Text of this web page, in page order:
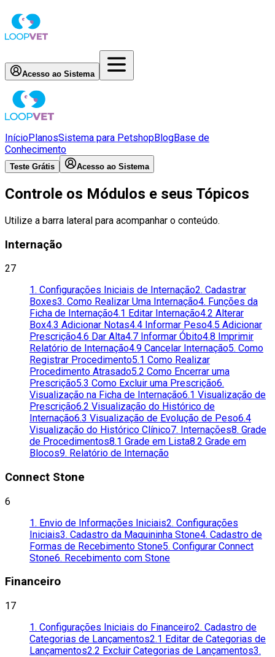
Acesso ao Sistema
InícioPlanosSistema para PetshopBlogBase de
Conhecimento
Teste Grátis Acesso ao Sistema
Controle os Módulos e seus Tópicos
Utilize a barra lateral para acompanhar o conteúdo.
Internação
27
1. Configurações Iniciais de Internação2. Cadastrar
Boxes3. Como Realizar Uma Internação4. Funções da
Ficha de Internação4.1 Editar Internação4.2 Alterar
Box4.3 Adicionar Notas4.4 Informar Peso4.5 Adicionar
Prescrição4.6 Dar Alta4.7 Informar Óbito4.8 Imprimir
Relatório de Internação4.9 Cancelar Internação5. Como
Registrar Procedimento5.1 Como Realizar
Procedimento Atrasado5.2 Como Encerrar uma
Prescrição5.3 Como Excluir uma Prescrição6.
Visualização na Ficha de Internação6.1 Visualização de
Prescrição6.2 Visualização do Histórico de
Internação6.3 Visualização de Evolução de Peso6.4
Visualização do Histórico Clínico7. Internações8. Grade
de Procedimentos8.1 Grade em Lista8.2 Grade em
Blocos9. Relatório de Internação
Connect Stone
6
1. Envio de Informações Iniciais2. Configurações
Iniciais3. Cadastro da Maquininha Stone4. Cadastro de
Formas de Recebimento Stone5. Configurar Connect
Stone6. Recebimento com Stone
Financeiro
17
1. Configurações Iniciais do Financeiro2. Cadastro de
Categorias de Lançamentos2.1 Editar de Categorias de
Lançamentos2.2 Excluir Categorias de Lançamentos3.